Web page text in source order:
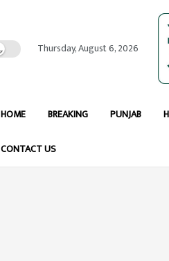
Thursday, August 6, 2026
HOME BREAKING PUNJAB
CONTACT US